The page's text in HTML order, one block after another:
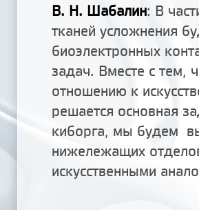
В. Н. Шабалин: В
тканей усложнения
биоэлектронных
задач. Вместе с тем,
отношению к
решается основная
киборга, мы будем
нижележащих
искусственными